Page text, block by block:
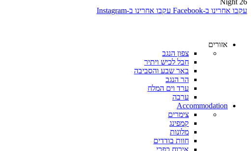
26
Night
עקבו אחרינו ב-Facebook
עקבו אחרינו ב-Instagram
אזורים
צפון הנגב
חבל לכיש ויתיר
באר שבע והסביבה
הר הנגב
ערד וים המלח
ערבה
Accommodation
צימרים
קמפינג
מלונות
חוות בודדים
אירוח כפרי